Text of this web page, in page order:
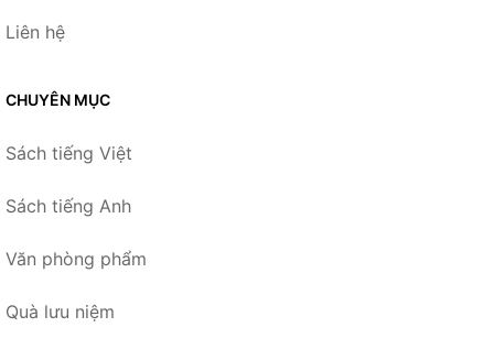
Liên hệ
CHUYÊN MỤC
Sách tiếng Việt
Sách tiếng Anh
Văn phòng phẩm
Quà lưu niệm